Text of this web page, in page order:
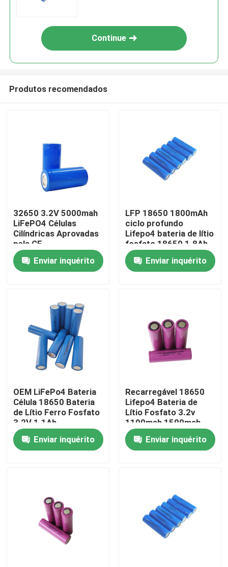
Casa
Produtos
Show de RV
Quem Somos
Fábrica
Controle de Qualidade
notícias
Todos os casos
Continue
Produtos recomendados
32650 3.2V 5000mah
LiFePO4 Células
Cilíndricas Aprovadas
pela CE
Enviar inquérito
LFP 18650 1800mAh
ciclo profundo
Lifepo4 bateria de lítio
fosfato 18650 1.8Ah
3.2v
Enviar inquérito
OEM LiFePo4 Bateria
Célula 18650 Bateria
de Lítio Ferro Fosfato
3.2V 1.1Ah
Enviar inquérito
Recarregável 18650
Lifepo4 Bateria de
Lítio Fosfato 3.2v
1100mah 1500mah
1800mah
Enviar inquérito